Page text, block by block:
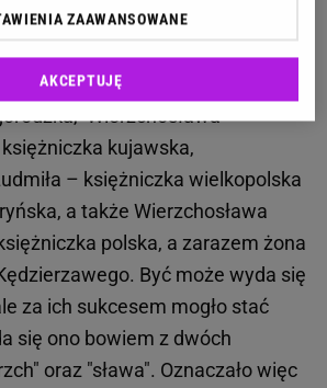
nosiły je prawdziwe
Wierzchosławami były
Antonina –
Wierzchosława
kujawska,
– księżniczka wielkopolska
a także Wierzchosława
polska, a zarazem żona
Być może wyda się
za ich sukcesem mogło stać
się ono bowiem z dwóch
oraz "sława". Oznaczało więc
ZAAWANSOWANE
AKCEPTUJĘ